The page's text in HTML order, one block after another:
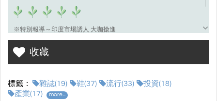
※特別報導～印度市場誘人 大咖搶進
~本期精彩摘要~
◎青出會參訪連萬、百和 交流品牌經營與新鞋材
收藏
標籤： 雜誌(19) 鞋(37) 流行(33)
投資(18)
產業(17)
more...